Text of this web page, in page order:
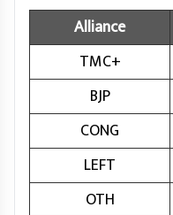
Alliance
TMC+
BJP
CONG
LEFT
OTH